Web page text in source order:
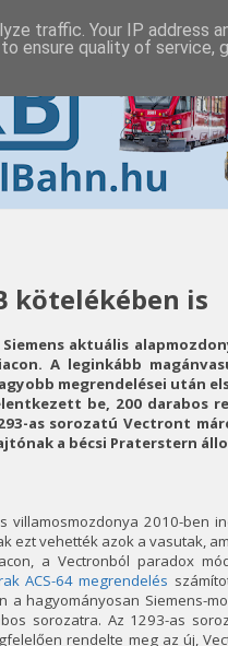
kötelékében is
Siemens aktuális
A leginkább
megrendelései után
be, 200 darabos
as sorozatú Vectront
a bécsi Praterstern
villamosmozdonya 2010-ben
ezt vehették azok a vasutak,
a Vectronból paradox
ACS-64 megrendelés
hagyományosan Siemens-
sorozatra. Az 1293-as
rendelte meg az új,
traffic. Your IP address
ensure quality of service,